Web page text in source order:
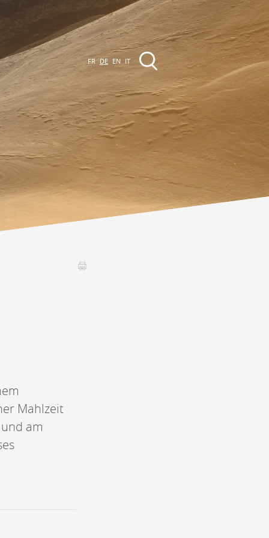
Region
Club Vinum Montis
Assemblées générales & Statuts
et/ou s'inscrire à la newsletter
sur notre newsletter
à idées
FR DE EN IT
Mahlzeit
am